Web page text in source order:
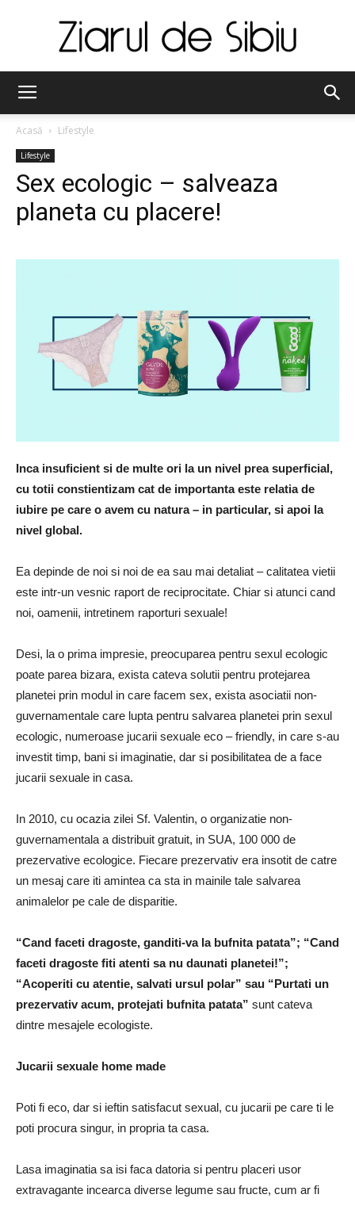
Acasă Lifestyle
Lifestyle
Sex ecologic – salveaza
planeta cu placere!
Inca insuficient si de multe ori la un nivel prea superficial,
cu totii constientizam cat de importanta este relatia de
iubire pe care o avem cu natura – in particular, si apoi la
nivel global.
Ea depinde de noi si noi de ea sau mai detaliat – calitatea vietii
este intr-un vesnic raport de reciprocitate. Chiar si atunci cand
noi, oamenii, intretinem raporturi sexuale!
Desi, la o prima impresie, preocuparea pentru sexul ecologic
poate parea bizara, exista cateva solutii pentru protejarea
planetei prin modul in care facem sex, exista asociatii non-
guvernamentale care lupta pentru salvarea planetei prin sexul
ecologic, numeroase jucarii sexuale eco – friendly, in care s-au
investit timp, bani si imaginatie, dar si posibilitatea de a face
jucarii sexuale in casa.
In 2010, cu ocazia zilei Sf. Valentin, o organizatie non-
guvernamentala a distribuit gratuit, in SUA, 100 000 de
prezervative ecologice. Fiecare prezervativ era insotit de catre
un mesaj care iti amintea ca sta in mainile tale salvarea
animalelor pe cale de disparitie.
“Cand faceti dragoste, ganditi-va la bufnita patata”; “Cand
faceti dragoste fiti atenti sa nu daunati planetei!”;
“Acoperiti cu atentie, salvati ursul polar” sau “Purtati un
prezervativ acum, protejati bufnita patata” sunt cateva
dintre mesajele ecologiste.
Jucarii sexuale home made
Poti fi eco, dar si ieftin satisfacut sexual, cu jucarii pe care ti le
poti procura singur, in propria ta casa.
Lasa imaginatia sa isi faca datoria si pentru placeri usor
extravagante incearca diverse legume sau fructe, cum ar fi